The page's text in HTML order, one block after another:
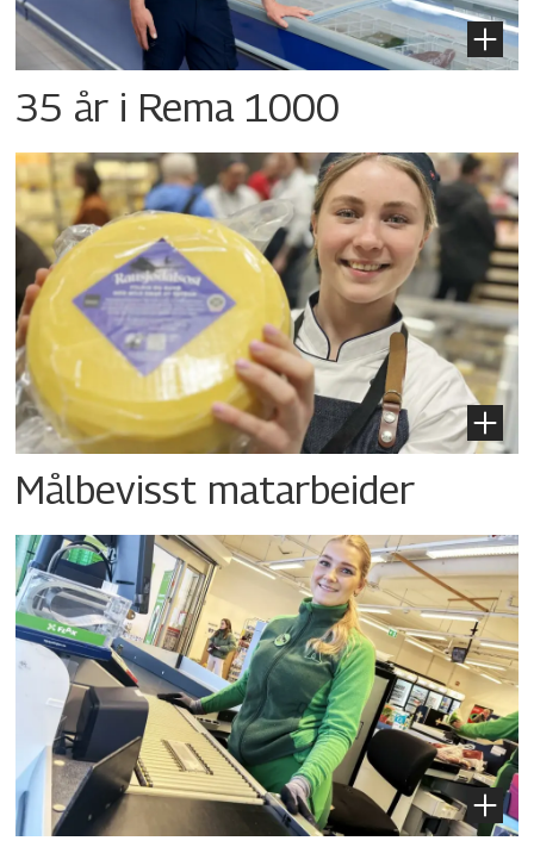
35 år i Rema 1000
Målbevisst matarbeider